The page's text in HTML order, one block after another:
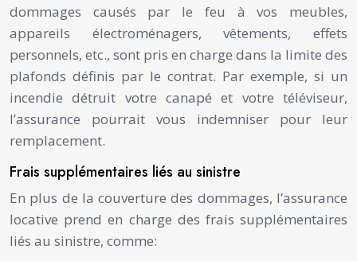
dommages causés par le feu à vos meubles,
appareils électroménagers, vêtements, effets
personnels, etc., sont pris en charge dans la limite des
plafonds définis par le contrat. Par exemple, si un
incendie détruit votre canapé et votre téléviseur,
l’assurance pourrait vous indemniser pour leur
remplacement.
Frais supplémentaires liés au sinistre
En plus de la couverture des dommages, l’assurance
locative prend en charge des frais supplémentaires
liés au sinistre, comme: